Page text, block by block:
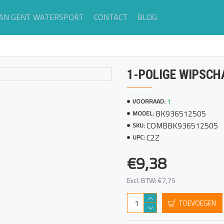
GENT WATERSPORT CONTACT BLOG
1-POLIGE
VOORRAAD: 1
MODEL: BK936512505
SKU:COMBBK936512505
UPC:C2Z
€9,38
Excl. BTW: €7,75
TOEVOEGEN